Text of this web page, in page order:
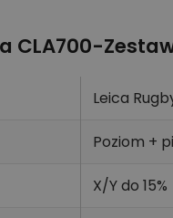
CLA700-
Leica
Poziom +
X/Y do 15%